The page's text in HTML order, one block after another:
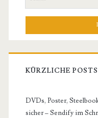
nach:
KÜRZLICHE POSTS
DVDs, Poster,
sicher – Sendify im